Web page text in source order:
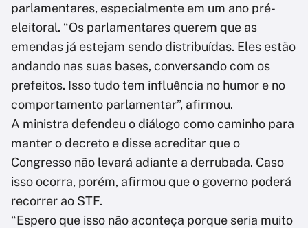
parlamentares, especialmente em um ano pré-
eleitoral. “Os parlamentares querem que as
emendas já estejam sendo distribuídas. Eles estão
andando nas suas bases, conversando com os
prefeitos. Isso tudo tem influência no humor e no
comportamento parlamentar”, afirmou.
A ministra defendeu o diálogo como caminho para
manter o decreto e disse acreditar que o
Congresso não levará adiante a derrubada. Caso
isso ocorra, porém, afirmou que o governo poderá
recorrer ao STF.
“Espero que isso não aconteça porque seria muito